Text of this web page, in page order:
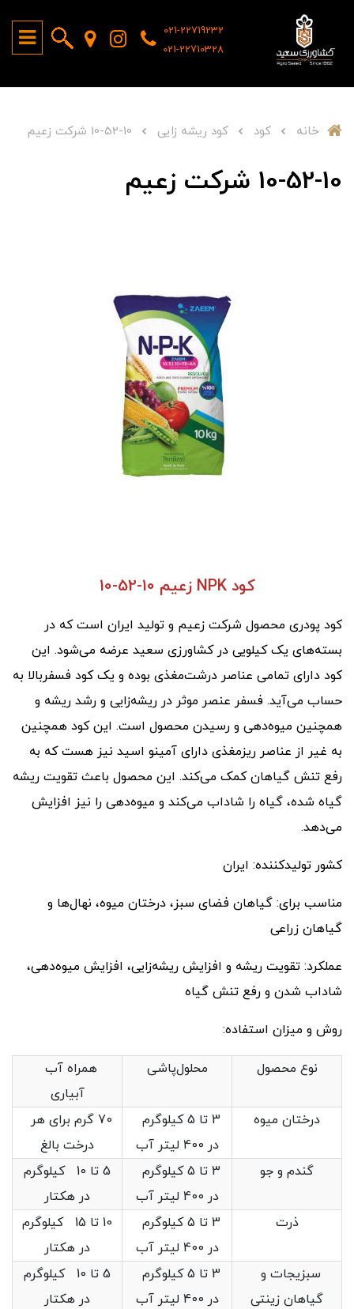
021-22719232
021-22710328
خانه کود کود ریشه زایی 10-52-10 شرکت زعیم
10-52-10 شرکت زعیم
کود NPK زعیم 10-52-10
کود پودری محصول شرکت زعیم و تولید ایران است که در
بسته‌های یک کیلویی در کشاورزی سعید عرضه می‌شود. این
کود دارای تمامی عناصر درشت‌مغذی بوده و یک کود فسفر‌بالا به
حساب می‌آید. فسفر عنصر موثر در ریشه‌زایی و رشد ریشه و
همچنین میوه‌دهی و رسیدن محصول است. این کود همچنین
به غیر از عناصر ریزمغذی دارای آمینو اسید نیز هست که به
رفع تنش گیاهان کمک می‌کند. این محصول باعث تقویت ریشه
گیاه شده، گیاه را شاداب می‌کند و میوه‌دهی را نیز افزایش
می‌دهد.
کشور تولیدکننده: ایران
مناسب برای: گیاهان فضای سبز، درختان میوه، نهال‌ها و
گیاهان زراعی
عملکرد: تقویت ریشه و افزایش ریشه‌زایی، افزایش میوه‌دهی،
شاداب شدن و رفع تنش گیاه
روش و میزان استفاده:
نوع محصول محلول‌پاشی
همراه آب
آبیاری
درختان میوه
3 تا 5 کیلوگرم
در 400 لیتر آب
70 گرم برای هر
درخت بالغ
گندم و جو
3 تا 5 کیلوگرم
در 400 لیتر آب
5 تا 10 کیلوگرم
در هکتار
ذرت
3 تا 5 کیلوگرم
در 400 لیتر آب
10 تا 15 کیلوگرم
در هکتار
سبزیجات و
گیاهان زینتی
3 تا 5 کیلوگرم
در 400 لیتر آب
5 تا 10 کیلوگرم
در هکتار